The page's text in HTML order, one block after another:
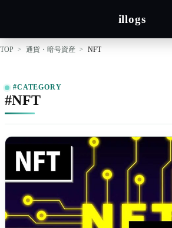
illogs
TOP 通貨・暗号資産 NFT
#CATEGORY
#NFT